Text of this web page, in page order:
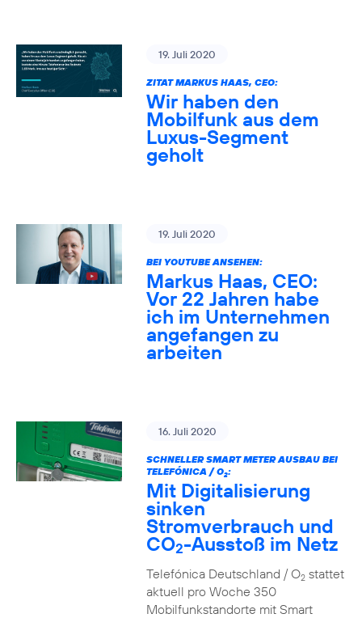
19. Juli 2020
ZITAT MARKUS HAAS, CEO:
Wir haben den
Mobilfunk aus dem
Luxus-Segment
geholt
19. Juli 2020
BEI YOUTUBE ANSEHEN:
Markus Haas, CEO:
Vor 22 Jahren habe
ich im Unternehmen
angefangen zu
arbeiten
16. Juli 2020
SCHNELLER SMART METER AUSBAU BEI
TELEFÓNICA / O2:
Mit Digitalisierung
sinken
Stromverbrauch und
CO2-Ausstoß im Netz
Telefónica Deutschland / O2stattet
aktuell pro Woche 350
Mobilfunkstandorte mit Smart